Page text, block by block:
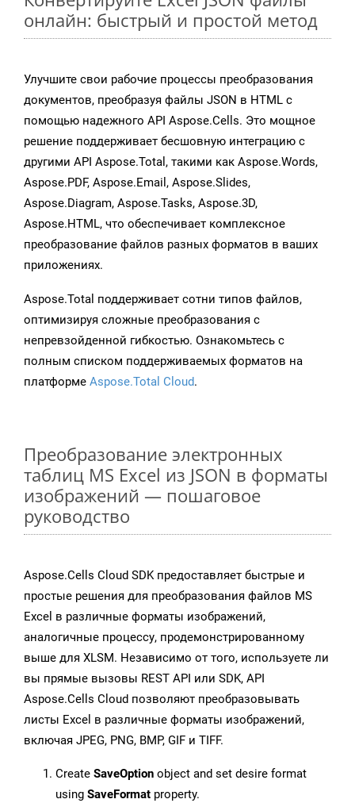
онлайн: быстрый и простой метод
Улучшите свои рабочие процессы преобразования
документов, преобразуя файлы JSON в HTML с
помощью надежного API Aspose.Cells. Это мощное
решение поддерживает бесшовную интеграцию с
другими API Aspose.Total, такими как Aspose.Words,
Aspose.PDF, Aspose.Email, Aspose.Slides,
Aspose.Diagram, Aspose.Tasks, Aspose.3D,
Aspose.HTML, что обеспечивает комплексное
преобразование файлов разных форматов в ваших
приложениях.
Aspose.Total поддерживает сотни типов файлов,
оптимизируя сложные преобразования с
непревзойденной гибкостью. Ознакомьтесь с
полным списком поддерживаемых форматов на
платформе Aspose.Total Cloud.
Преобразование электронных
таблиц MS Excel из JSON в форматы
изображений — пошаговое
руководство
Aspose.Cells Cloud SDK предоставляет быстрые и
простые решения для преобразования файлов MS
Excel в различные форматы изображений,
аналогичные процессу, продемонстрированному
выше для XLSM. Независимо от того, используете ли
вы прямые вызовы REST API или SDK, API
Aspose.Cells Cloud позволяют преобразовывать
листы Excel в различные форматы изображений,
включая JPEG, PNG, BMP, GIF и TIFF.
Create SaveOption object and set desire format
using SaveFormat property.